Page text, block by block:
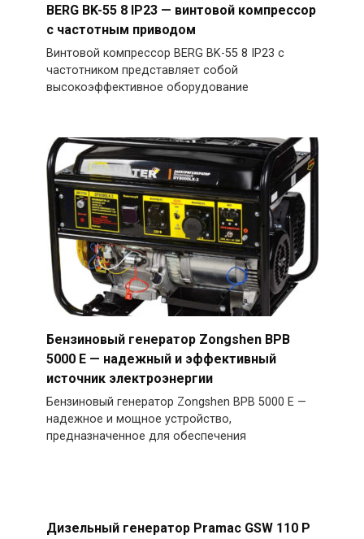
BERG BK-55 8 IP23 — винтовой компрессор
с частотным приводом
Винтовой компрессор BERG BK-55 8 IP23 с
частотником представляет собой
высокоэффективное оборудование
Бензиновый генератор Zongshen BPB
5000 E — надежный и эффективный
источник электроэнергии
Бензиновый генератор Zongshen BPB 5000 E —
надежное и мощное устройство,
предназначенное для обеспечения
Дизельный генератор Pramac GSW 110 P